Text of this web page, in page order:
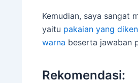
Kemudian, saya sangat
yaitu pakaian yang
warna beserta jawaban
Rekomendasi: